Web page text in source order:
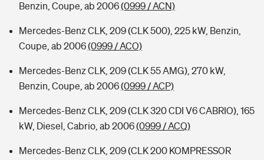
Benzin, Coupe, ab 2006(0999 / ACN)
Mercedes-Benz CLK, 209 (CLK 500), 225 kW, Benzin,
Coupe, ab 2006(0999 / ACO)
Mercedes-Benz CLK, 209 (CLK 55 AMG), 270 kW,
Benzin, Coupe, ab 2006(0999 / ACP)
Mercedes-Benz CLK, 209 (CLK 320 CDI V6 CABRIO), 165
kW, Diesel, Cabrio, ab 2006(0999 / ACQ)
Mercedes-Benz CLK, 209 (CLK 200 KOMPRESSOR